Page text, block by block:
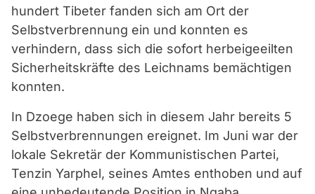
hundert Tibeter fanden sich am Ort der
Selbstverbrennung ein und konnten es
verhindern, dass sich die sofort herbeigeeilten
Sicherheitskräfte des Leichnams bemächtigen
konnten.
In Dzoege haben sich in diesem Jahr bereits 5
Selbstverbrennungen ereignet. Im Juni war der
lokale Sekretär der Kommunistischen Partei,
Tenzin Yarphel, seines Amtes enthoben und auf